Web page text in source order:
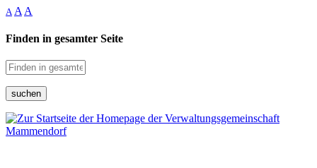
A A A
Finden in gesamter Seite
suchen